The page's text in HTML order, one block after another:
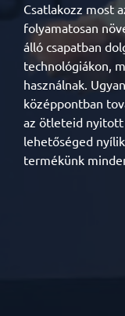
Csatlakozz most
folyamatosan
álló csapatban
technológiákon,
használnak.
középpontban
az ötleteid
lehetőséged
termékünk